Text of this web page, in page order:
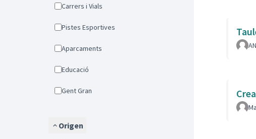
Carrers i Vials
Pistes Esportives
Aparcaments
Educació
Gent Gran
Origen